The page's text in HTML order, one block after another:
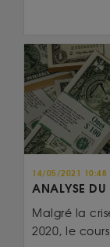
14/05/2021 10:48
ANALYSE DU
Malgré la
2020, le